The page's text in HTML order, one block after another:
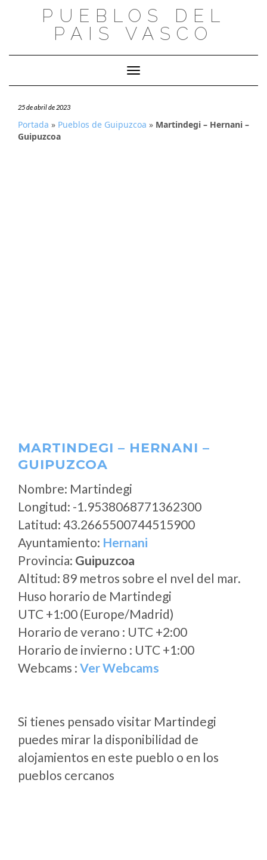
PUEBLOS DEL
PAIS VASCO
Cambiar modo de navegación
25 de abril de 2023
Portada » Pueblos de Guipuzcoa » Martindegi – Hernani –
Guipuzcoa
MARTINDEGI – HERNANI –
GUIPUZCOA
Nombre: Martindegi
Longitud: -1.9538068771362300
Latitud: 43.2665500744515900
Ayuntamiento: Hernani
Provincia: Guipuzcoa
Altitud: 89 metros sobre el nvel del mar.
Huso horario de Martindegi
UTC +1:00 (Europe/Madrid)
Horario de verano : UTC +2:00
Horario de invierno : UTC +1:00
Webcams : Ver Webcams
Si tienes pensado visitar Martindegi
puedes mirar la disponibilidad de
alojamientos en este pueblo o en los
pueblos cercanos